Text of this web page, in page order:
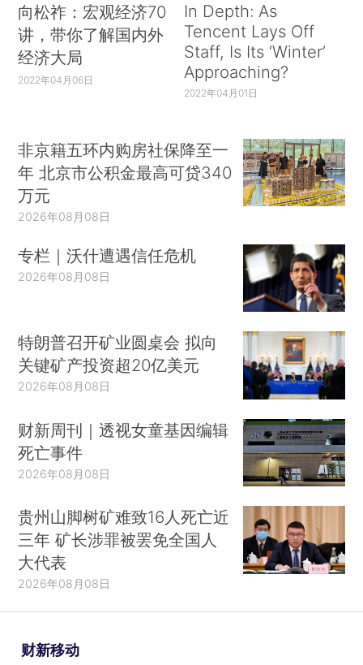
向松祚：宏观经济70
讲，带你了解国内外
经济大局
2022年04月06日
In Depth: As
Tencent Lays Off
Staff, Is Its ‘Winter’
Approaching?
2022年04月01日
非京籍五环内购房社保降至一
年 北京市公积金最高可贷340
万元
2026年08月08日
专栏｜沃什遭遇信任危机
2026年08月08日
特朗普召开矿业圆桌会 拟向
关键矿产投资超20亿美元
2026年08月08日
财新周刊｜透视女童基因编辑
死亡事件
2026年08月08日
贵州山脚树矿难致16人死亡近
三年 矿长涉罪被罢免全国人
大代表
2026年08月08日
财新移动